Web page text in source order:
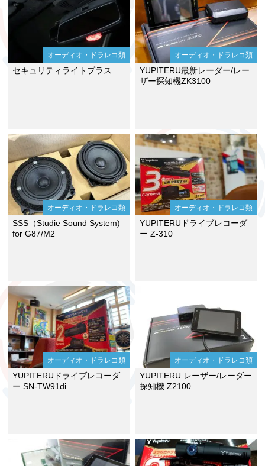
オーディオ・ドラレコ類
セキュリティライトプラス
オーディオ・ドラレコ類
YUPITERU最新レーダー/レー
ザー探知機ZK3100
オーディオ・ドラレコ類
SSS（Studie Sound System)
for G87/M2
オーディオ・ドラレコ類
YUPITERUドライブレコーダ
ー Z-310
オーディオ・ドラレコ類
YUPITERUドライブレコーダ
ー SN-TW91di
オーディオ・ドラレコ類
YUPITERU レーザー/レーダー
探知機 Z2100